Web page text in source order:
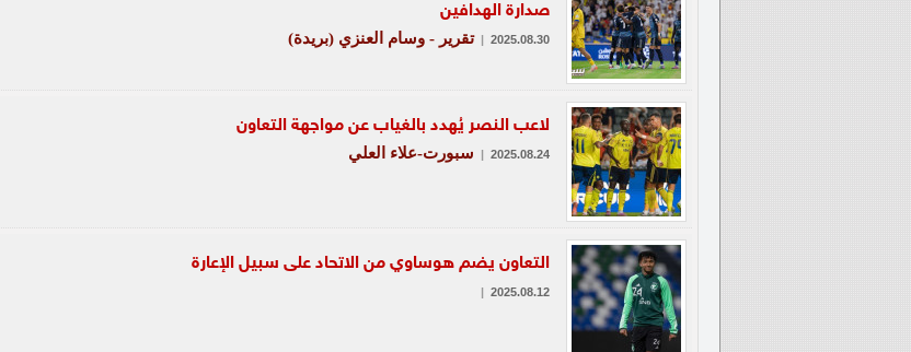
صدارة الهدافين
2025.08.30
| تقرير - وسام العنزي (بريدة)
لاعب النصر يُهدد بالغياب عن مواجهة التعاون
2025.08.24
| سبورت-علاء العلي
التعاون يضم هوساوي من الاتحاد على سبيل الإعارة
2025.08.12
|